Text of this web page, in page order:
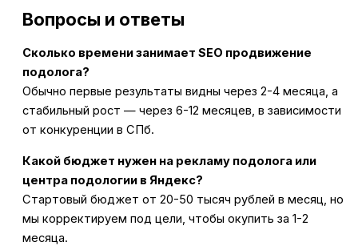
Вопросы и ответы
Сколько времени занимает SEO продвижение
подолога?
Обычно первые результаты видны через 2-4 месяца, а
стабильный рост — через 6-12 месяцев, в зависимости
от конкуренции в СПб.
Какой бюджет нужен на рекламу подолога или
центра подологии в Яндекс?
Стартовый бюджет от 20-50 тысяч рублей в месяц, но
мы корректируем под цели, чтобы окупить за 1-2
месяца.